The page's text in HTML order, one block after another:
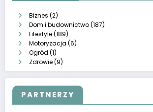
zestawienia kolorystyczne!
Jak zrobić sos hamburgerowy? Przepisy,
Kategorie
Biznes(2)
Dom i budownictwo
Lifestyle (189)